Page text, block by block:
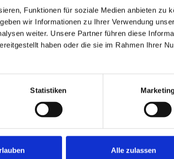
Funktionen für soziale Medien anbieten zu
wir Informationen zu Ihrer Verwendung
weiter. Unsere Partner führen diese
haben oder die sie im Rahmen Ihrer
Statistiken
Alle zulassen
gültig bis